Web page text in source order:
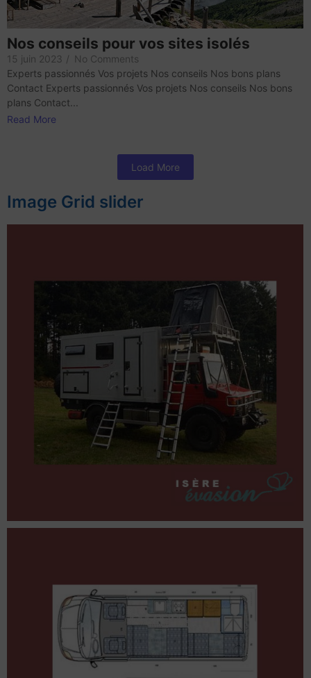
Nos conseils pour vos sites isolés
15 juin 2023 / No Comments
Experts passionnés Vos projets Nos conseils Nos bons plans
Contact Experts passionnés Vos projets Nos conseils Nos bons
plans Contact...
Read More
Load More
Image Grid slider